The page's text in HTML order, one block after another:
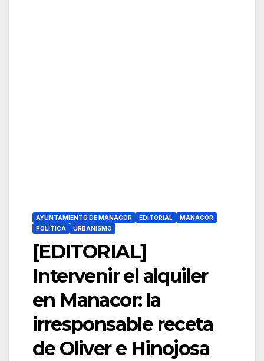
AYUNTAMIENTO DE MANACOR EDITORIAL
MANACOR
POLÍTICA
URBANISMO
[EDITORIAL]
Intervenir el alquiler
en Manacor: la
irresponsable receta
de Oliver e Hinojosa